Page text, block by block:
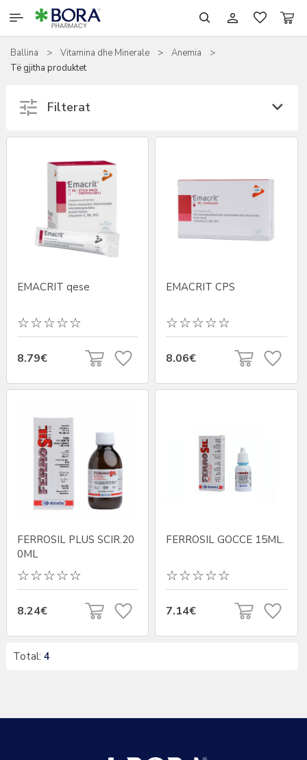
RILASTIL
Ballina > Vitamina dhe Minerale > Anemia
>
Të gjitha produktet
Filterat
EMACRIT qese
8.79€
EMACRIT CPS
8.06€
FERROSIL PLUS SCIR.20
0ML
8.24€
FERROSIL GOCCE 15ML.
7.14€
Total: 4